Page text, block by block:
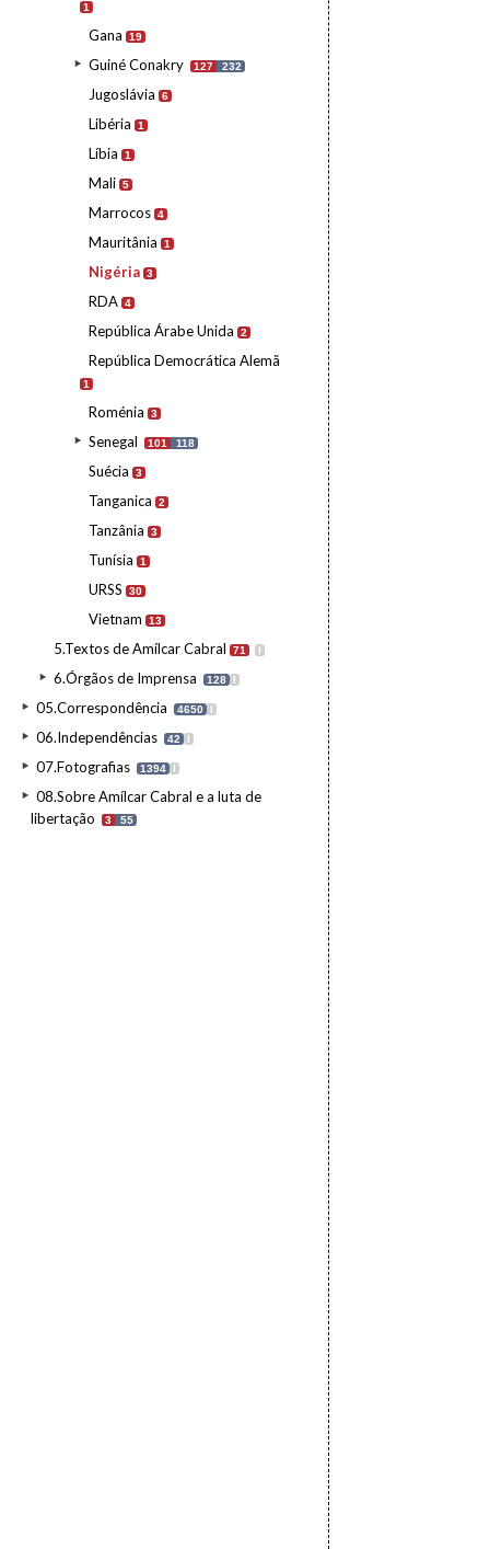
1
Gana 19
Guiné Conakry 127 232
Jugoslávia 6
Libéria 1
Líbia 1
Mali 5
Marrocos 4
Mauritânia 1
Nigéria 3
RDA 4
República Árabe Unida 2
República Democrática Alemã
1
Roménia 3
Senegal 101 118
Suécia 3
Tanganica 2
Tanzânia 3
Tunísia 1
URSS 30
Vietnam 13
5.Textos de Amílcar Cabral 71 I
6.Órgãos de Imprensa 128 I
05.Correspondência 4650 I
06.Independências 42 I
07.Fotografias 1394 I
08.Sobre Amílcar Cabral e a luta de
libertação
3 55